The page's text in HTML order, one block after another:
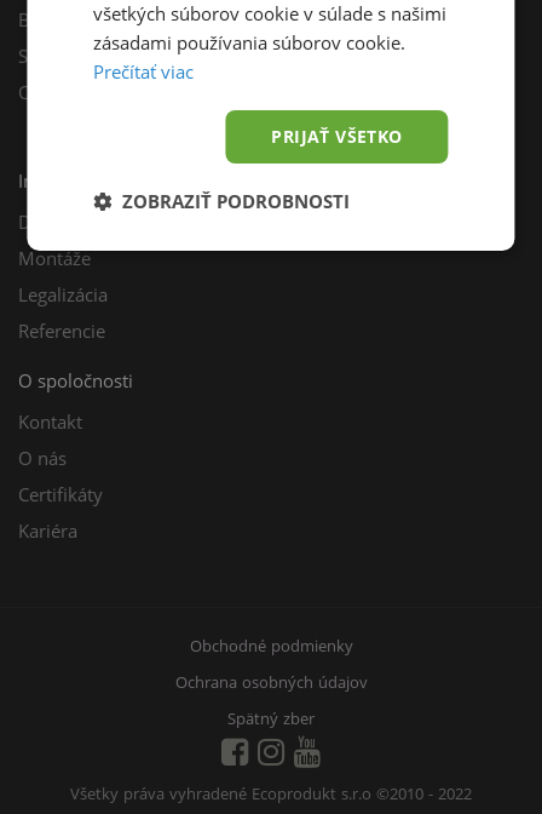
Blog
Sprievodca výberom fotovoltiky
Odporúčací program
Inštalácie
Dotácie
Montáže
Legalizácia
Referencie
O spoločnosti
Kontakt
O nás
Certifikáty
Kariéra
Obchodné podmienky
Ochrana osobných údajov
Spätný zber
Všetky práva vyhradené Ecoprodukt s.r.o ©2010 - 2022
všetkých súborov cookie v súlade s našimi
zásadami používania súborov cookie.
Prečítať viac
PRIJAŤ VŠETKO
ZOBRAZIŤ PODROBNOSTI